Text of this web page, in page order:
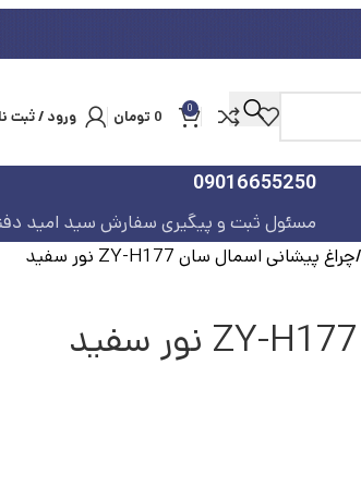
0
0 تومان ورود / ثبت
09016655250
مسئول ثبت و پیگیری سفارش سید امید
چراغ پیشانی اسمال سان ZY-H177 نور سفید